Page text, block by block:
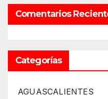
Comentarios
Categorías
AGUASCALIENTES